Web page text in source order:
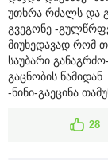
უთხრა რძალს და
გვეგონე -
მიუხედავად რომ
საუბარი
გაცნობის
-ნინი-გაეცინა
28